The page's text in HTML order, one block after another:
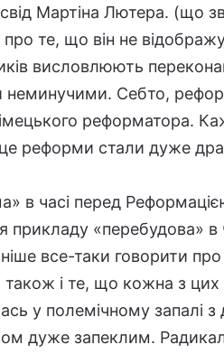
Мартіна Лютера. (що
те, що він не
висловлюють
неминучими. Себто,
реформатора.
реформи стали дуже
в часі перед
прикладу «перебудова» в
все-таки говорити
і те, що кожна з цих
у полемічному запалі
дуже запеклим.